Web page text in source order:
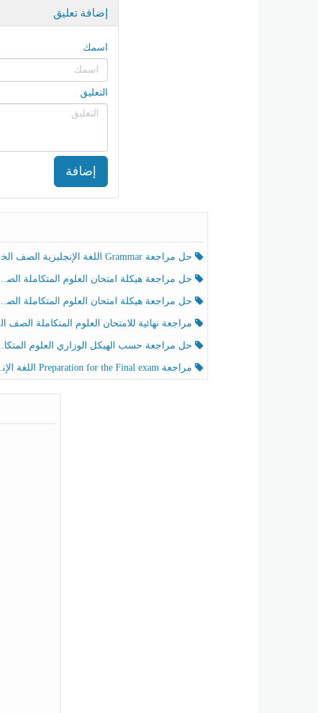
إضافة تعليق
اسمك
التعليق
إضافة
حل مراجعة Grammar اللغة الإنجليزية الصف الخامس الفصل الثالث
حل مراجعة هيكلة امتحان العلوم المتكاملة الصف الخامس انسبير الفصل الثالث
حل مراجعة هيكلة امتحان العلوم المتكاملة الصف الخامس عام الفصل الثالث
مراجعة نهائية للامتحان العلوم المتكاملة الصف الخامس انسبير الفصل الثالث
حل مراجعة حسب الهيكل الوزاري العلوم المتكاملة الصف الخامس عام الفصل الثالث
مراجعة Preparation for the Final exam اللغة الإنجليزية الصف الرابع الفصل الثالث